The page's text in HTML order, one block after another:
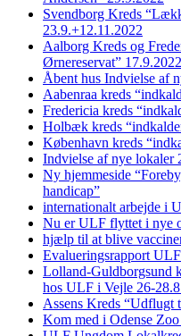
Svendborg Kreds
23.9.+12.11.2022
Aalborg Kreds og
Ørnereservat” 17.9.2022
Åbent hus Indvielse af
Aabenraa kreds
Fredericia kreds
Holbæk kreds
København kreds
Indvielse af nye lokaler
Ny hjemmeside
handicap”
internationalt arbejde i
Nu er ULF flyttet i nye
hjælp til at blive
Evalueringsrapport
Lolland-Guldborgsund
hos ULF i Vejle 26-
Assens Kreds “Udflugt
Kom med i Odense